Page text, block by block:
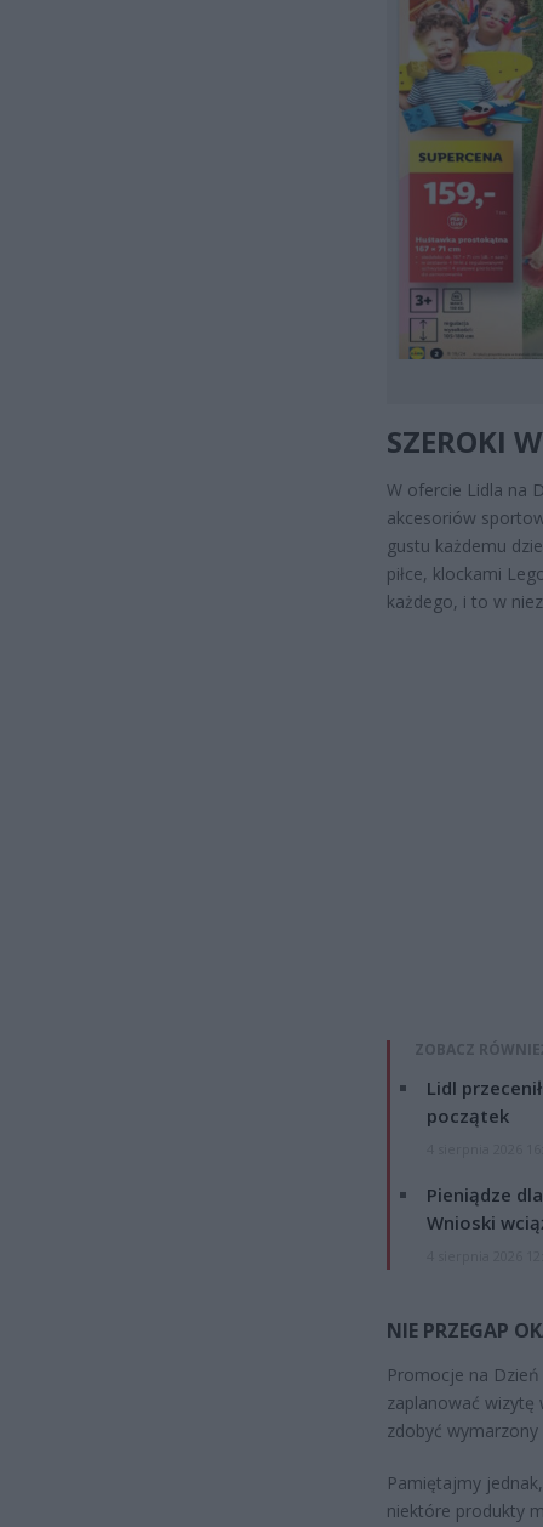
SZEROKI
W ofercie Lidla na
akcesoriów
gustu każdemu
piłce, klockami
każdego, i to w
ZOBACZ
Lidl
początek
Pieniądze
Wnioski
NIE PRZEGAP
Promocje na
zaplanować wizytę
zdobyć
Pamiętajmy
niektóre produkty